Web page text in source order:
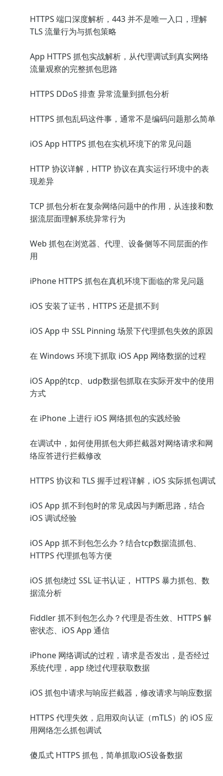
HTTPS 端口深度解析，443 并不是唯一入口，理解
TLS 流量行为与抓包策略
App HTTPS 抓包实战解析，从代理调试到真实网络
流量观察的完整抓包思路
HTTPS DDoS 排查 异常流量到抓包分析
HTTPS 抓包乱码这件事，通常不是编码问题那么简单
iOS App HTTPS 抓包在实机环境下的常见问题
HTTP 协议详解，HTTP 协议在真实运行环境中的表
现差异
TCP 抓包分析在复杂网络问题中的作用，从连接和数
据流层面理解系统异常行为
Web 抓包在浏览器、代理、设备侧等不同层面的作
用
iPhone HTTPS 抓包在真机环境下面临的常见问题
iOS 安装了证书，HTTPS 还是抓不到
iOS App 中 SSL Pinning 场景下代理抓包失效的原因
在 Windows 环境下抓取 iOS App 网络数据的过程
iOS App的tcp、udp数据包抓取在实际开发中的使用
方式
在 iPhone 上进行 iOS 网络抓包的实践经验
在调试中，如何使用抓包大师拦截器对网络请求和网
络应答进行拦截修改
HTTPS 协议和 TLS 握手过程详解，iOS 实际抓包调试
iOS App 抓不到包时的常见成因与判断思路，结合
iOS 调试经验
iOS App 抓不到包怎么办？结合tcp数据流抓包、
HTTPS 代理抓包等方便
iOS 抓包绕过 SSL 证书认证， HTTPS 暴力抓包、数
据流分析
Fiddler 抓不到包怎么办？代理是否生效、HTTPS 解
密状态、iOS App 通信
iPhone 网络调试的过程，请求是否发出，是否经过
系统代理，app 绕过代理获取数据
iOS 抓包中请求与响应拦截器，修改请求与响应数据
HTTPS 代理失效，启用双向认证（mTLS）的 iOS 应
用网络怎么抓包调试
傻瓜式 HTTPS 抓包，简单抓取iOS设备数据